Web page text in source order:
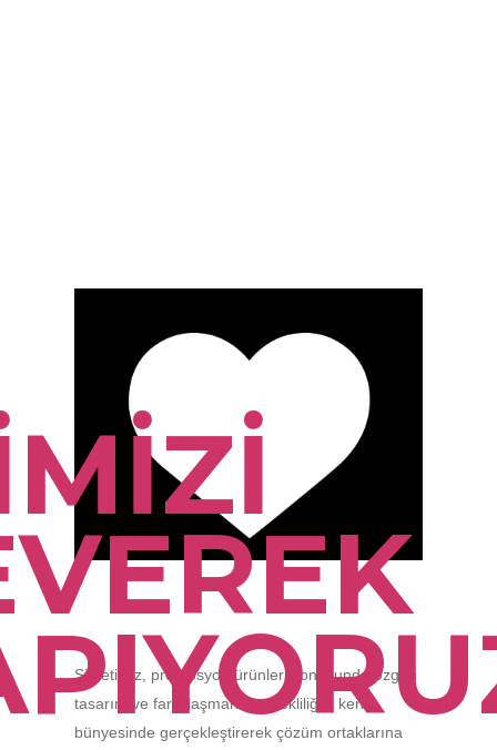
Şirketimiz, promosyon ürünleri konusunda özgün
tasarım ve farklılaşmanın gerekliliğini kendi
bünyesinde gerçekleştirerek çözüm ortaklarına